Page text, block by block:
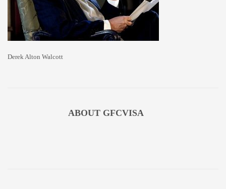
Derek Alton Walcott
ABOUT GFCVISA